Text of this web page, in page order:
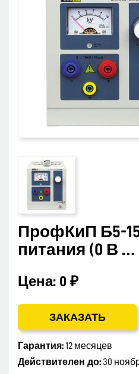
ПрофКиП Б5-
питания (0 В …
Цена: 0 ₽
ЗАКАЗАТЬ
Гарантия:12 месяцев
Действителен до: 30